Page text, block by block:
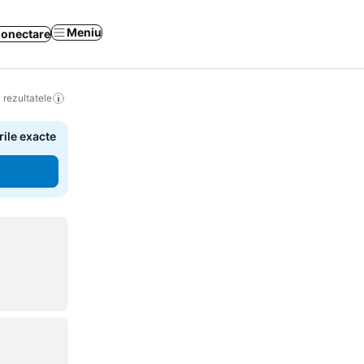
Meniu
rezultatele
exacte